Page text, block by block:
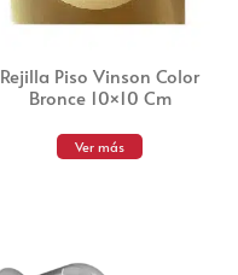
Rejilla Piso Vinson Color
Bronce 10×10 Cm
Ver más